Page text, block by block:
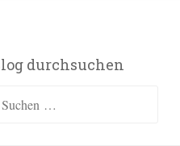
durchsuchen